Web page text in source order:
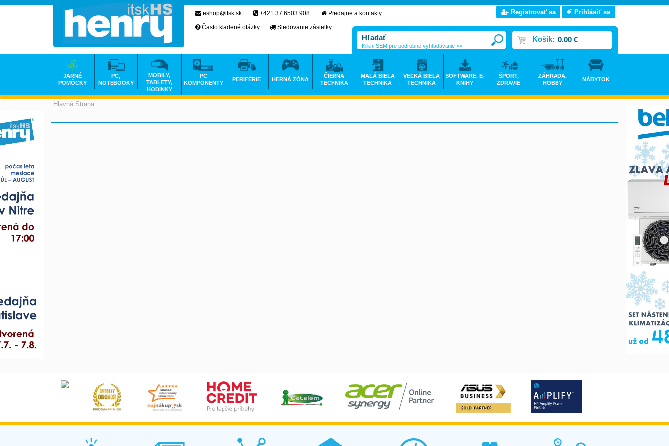
Hlavná Strana
eshop@itsk.sk +421 37 6503 908
Predajne a kontakty
Často kladené otázky
Sledovanie zásielky
Registrovať sa Prihlásiť sa
Košík: 0.00 €
Klikni SEM pre podrobné vyhľadávanie >>
JARNÉ
POMÔCKY
PC,
NOTEBOOKY
MOBILY,
TABLETY,
HODINKY
PC
KOMPONENTY
PERIFÉRIE HERNÁ ZÓNA
ČIERNA
TECHNIKA
MALÁ BIELA
TECHNIKA
VEĽKÁ BIELA
TECHNIKA
SOFTWARE, E-
KNIHY
ŠPORT,
ZDRAVIE
ZÁHRADA,
HOBBY
NÁBYTOK